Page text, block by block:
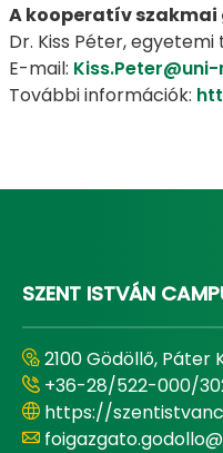
A kooperatív
Dr. Kiss Péter,
E-mail:
További információk:
SZENT ISTVÁN
2100 Gödöllő, Páter
+36-28/522-000/
https://